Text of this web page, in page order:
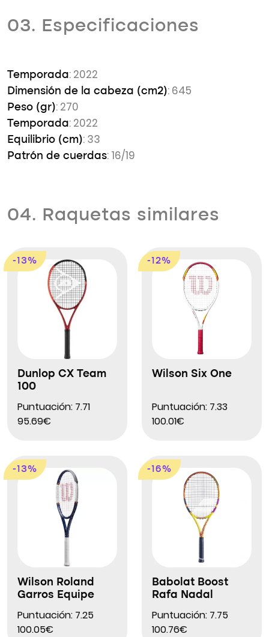
03. Especificaciones
Temporada: 2022
Dimensión de la cabeza (cm2): 645
Peso (gr): 270
Temporada: 2022
Equilibrio (cm): 33
Patrón de cuerdas: 16/19
04. Raquetas similares
-13%
Dunlop CX Team
100
Puntuación: 7.71
95.69€
-12%
Wilson Six One
Puntuación: 7.33
100.01€
-13%
Wilson Roland
Garros Equipe
Puntuación: 7.25
100.05€
-16%
Babolat Boost
Rafa Nadal
Puntuación: 7.75
100.76€